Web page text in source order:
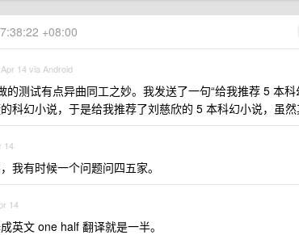
+08:00
Apr 14 via Android
的测试有点异曲同工之妙。我发送了一句“给我推荐 5 本科
科幻小说，于是给我推荐了刘慈欣的 5 本科幻小说，虽
14
我有时候一个问题问四五家。
14
英文 one half 翻译就是一半。